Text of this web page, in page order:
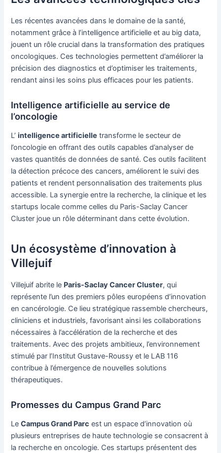
Les récentes avancées dans le domaine de la santé,
notamment grâce à l’intelligence artificielle et au big data,
jouent un rôle crucial dans la transformation des pratiques
oncologiques. Ces technologies permettent d’améliorer la
précision des diagnostics et d’optimiser les traitements,
rendant ainsi les soins plus efficaces pour les patients.
Intelligence artificielle au service de
l’oncologie
L’intelligence artificielle transforme le secteur de
l’oncologie en offrant des outils capables d’analyser de
vastes quantités de données de santé. Ces outils facilitent
la détection précoce des cancers, améliorent le suivi des
patients et rendent personnalisation des traitements plus
accessible. La synergie entre la recherche, la clinique et les
startups locale comme celles du Paris-Saclay Cancer
Cluster joue un rôle déterminant dans cette évolution.
Un écosystème d’innovation à
Villejuif
Villejuif abrite le Paris-Saclay Cancer Cluster, qui
représente l’un des premiers pôles européens d’innovation
en cancérologie. Ce lieu stratégique rassemble chercheurs,
cliniciens et industriels, favorisant ainsi les collaborations
nécessaires à l’accélération de la recherche et des
traitements. Avec des projets ambitieux, l’environnement
stimulé par l’Institut Gustave-Roussy et le LAB 116
contribue à l’émergence de nouvelles solutions
thérapeutiques.
Promesses du Campus Grand Parc
LeCampus Grand Parc est un espace d’innovation où
plusieurs entreprises de haute technologie se consacrent à
la recherche en oncologie. Ces startups présentent des